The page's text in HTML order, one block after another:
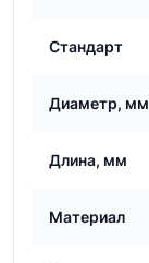
Стандарт
Диаметр, мм
Длина, мм
Материал